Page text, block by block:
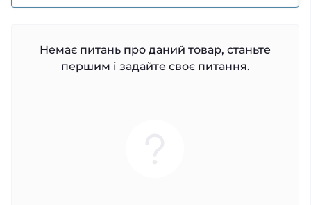
Немає питань про даний товар, станьте
першим і задайте своє питання.